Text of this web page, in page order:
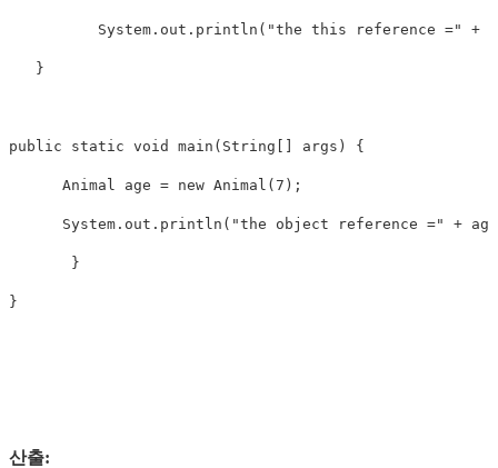
System.out.println("the this reference =" +
   }
public static void main(String[] args) {
      Animal age = new Animal(7);
System.out.println("the object reference =" +
       }
산출: